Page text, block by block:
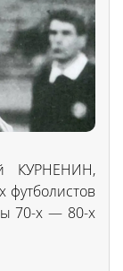
КУРНЕНИН,
футболистов
70-х — 80-х